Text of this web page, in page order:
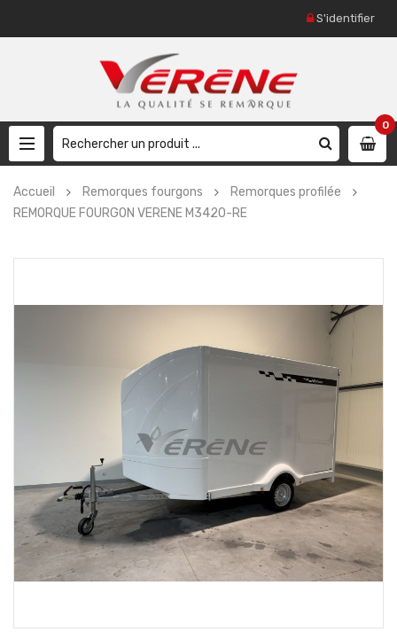
S'identifier
0
Accueil Remorques fourgons
Remorques profilée
REMORQUE FOURGON VERENE M3420-RE